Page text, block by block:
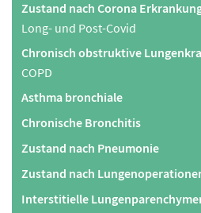
Zustand nach Corona Erkrankung
Long- und Post-Covid
Chronisch obstruktive
COPD
Asthma bronchiale
Chronische Bronchitis
Zustand nach Pneumonie
Zustand nach
Interstitielle